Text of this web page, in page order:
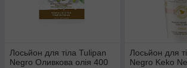
Лосьйон для тіла Tulipan
Negro Оливкова олія 400
Лосьйон для
Negro Keko